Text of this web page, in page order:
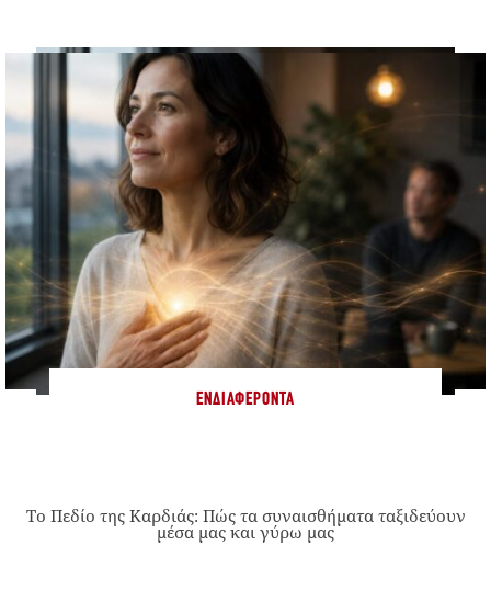
ΕΝΔΙΑΦΈΡΟΝΤΑ
Το Πεδίο της Καρδιάς: Πώς τα συναισθήματα ταξιδεύουν
μέσα μας και γύρω μας